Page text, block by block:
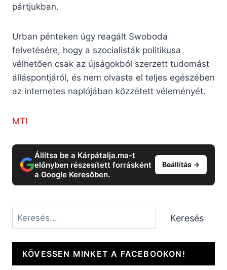
pártjukban.
Urban pénteken úgy reagált Swoboda
felvetésére, hogy a szocialisták politikusa
vélhetően csak az újságokból szerzett tudomást
álláspontjáról, és nem olvasta el teljes egészében
az internetes naplójában közzétett véleményét.
MTI
Állítsa be a Kárpátalja.ma-t
előnyben részesített forrásként
a Google Keresőben.
Beállítás →
Keresés Keresés
KÖVESSEN MINKET A FACEBOOKON!